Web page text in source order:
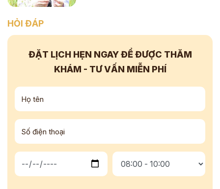
HỎI ĐÁP
ĐẶT LỊCH HẸN NGAYĐỂ ĐƯỢC THĂM
KHÁM - TƯ VẤN MIỄN PHÍ